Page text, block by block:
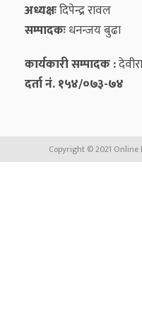
अध्यक्षःदिपेन्द्र रावल
सम्पादकःधनन्‍जय बुढा
कार्यकारी सम्पादक :
दर्ता नं. १५४/०७३-७४
Copyright © 2021 Online